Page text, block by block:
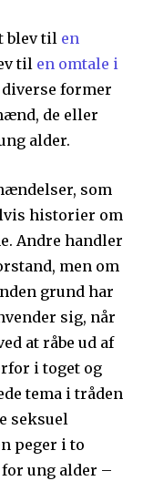
blev til en
til en omtale i
former
de eller
alder.
som
historier om
Andre handler
men om
grund har
sig, når
at råbe ud af
i toget og
tema i tråden
seksuel
peger i to
ung alder –